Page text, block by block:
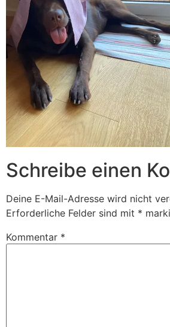
Schreibe einen
Deine E-Mail-Adresse wird nicht
Erforderliche Felder sind mit *
Kommentar *